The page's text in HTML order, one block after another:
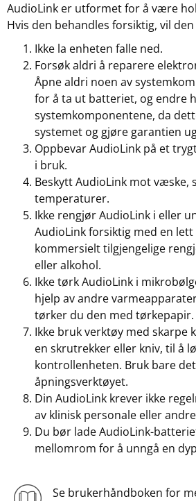
AudioLink er utformet for å være
Hvis den behandles forsiktig, vil
Ikke la enheten falle ned.
Forsøk aldri å reparere
Åpne aldri noen av
for å ta ut batteriet, og endre
systemkomponentene, da
systemet og gjøre garantien
Oppbevar AudioLink på et
i bruk.
Beskytt AudioLink mot væske,
temperaturer.
Ikke rengjør AudioLink i eller
AudioLink forsiktig med en
kommersielt tilgjengelige
eller alkohol.
Ikke tørk AudioLink i
hjelp av andre
tørker du den med tørkepapir.
Ikke bruk verktøy med skarpe
en skrutrekker eller kniv, til å
kontrollenheten. Bruk bare
åpningsverktøyet.
Din AudioLink krever ikke
av klinisk personale eller
Du bør lade AudioLink-
mellomrom for å unngå en
Se brukerhåndboken for